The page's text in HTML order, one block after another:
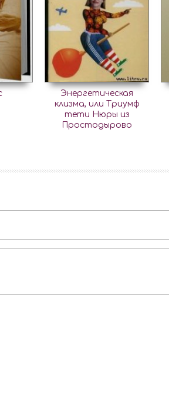
Энергетическая
клизма, или Триумф
тети Нюры из
Простодырово